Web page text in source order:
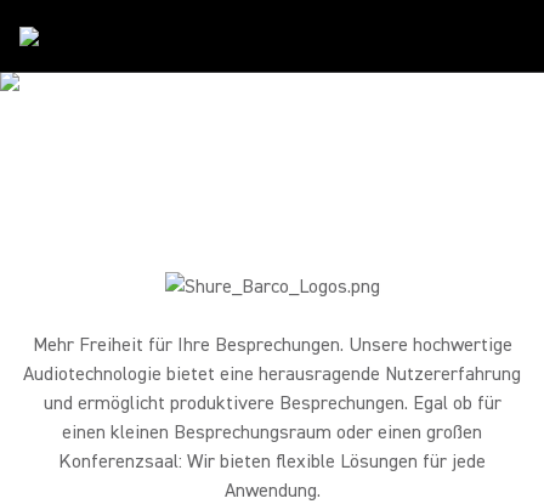
Mehr Freiheit für Ihre Besprechungen. Unsere hochwertige
Audiotechnologie bietet eine herausragende Nutzererfahrung
und ermöglicht produktivere Besprechungen. Egal ob für
einen kleinen Besprechungsraum oder einen großen
Konferenzsaal: Wir bieten flexible Lösungen für jede
Anwendung.